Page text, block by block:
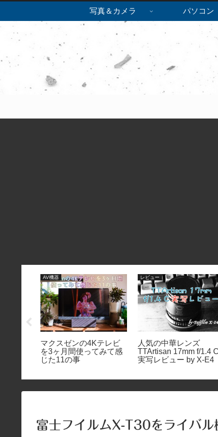
写真＆カメラ パソコン
AV機器
マクスゼンの4Kテレビ
を3ヶ月間使ってみて感
じた11の事
レビュー
人気の中華レンズ
TTArtisan 17mm f/1.4
実写レビュー by X-E4
富士フイルムX-T30をライバ